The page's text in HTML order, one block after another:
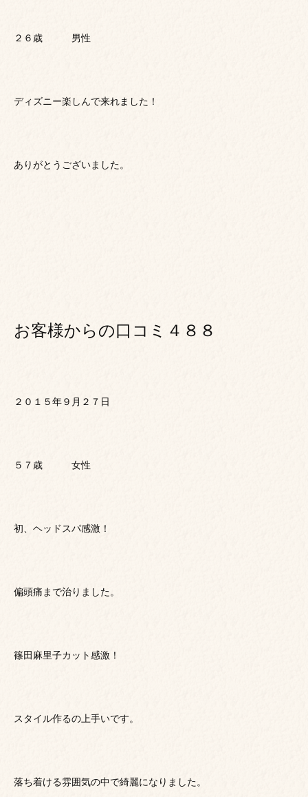
２６歳 男性
ディズニー楽しんで来れました！
ありがとうございました。
お客様からの口コミ４８８
２０１５年９月２７日
５７歳 女性
初、ヘッドスパ感激！
偏頭痛まで治りました。
篠田麻里子カット感激！
スタイル作るの上手いです。
落ち着ける雰囲気の中で綺麗になりました。